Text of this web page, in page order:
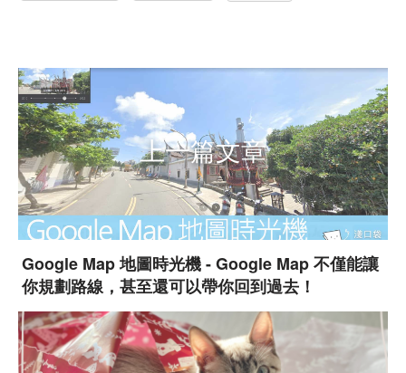
上一篇文章
Google Map 地圖時光機 - Google Map 不僅能讓
你規劃路線，甚至還可以帶你回到過去！